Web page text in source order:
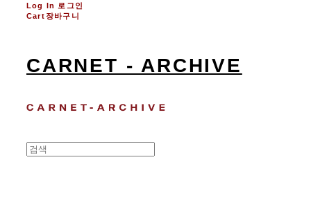
Log In
로그인
Cart장바구니
CARNET - ARCHIVE